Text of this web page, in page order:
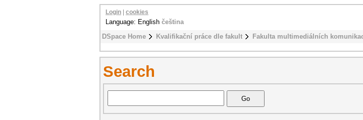
DSpace Home Kvalifikační práce dle fakult Fakulta multimediálních
Login cookies
Language: English čeština
Search